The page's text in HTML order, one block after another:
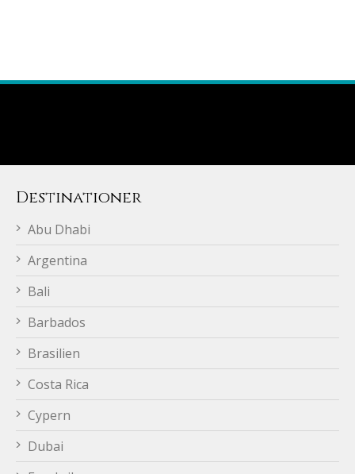
Destinationer
Abu Dhabi
Argentina
Bali
Barbados
Brasilien
Costa Rica
Cypern
Dubai